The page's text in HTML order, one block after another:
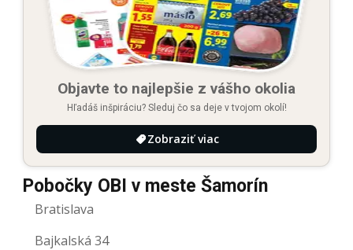
Objavte to najlepšie z vášho okolia
Hľadáš inšpiráciu? Sleduj čo sa deje v tvojom okolí!
Zobraziť viac
Pobočky OBI v meste Šamorín
Bratislava
Bajkalská 34